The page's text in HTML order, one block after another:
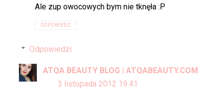
Ale zup owocowych bym nie tknęła :P
ODPOWIEDZ
Odpowiedzi
ATQA BEAUTY BLOG | ATQABEAUTY.COM
3 listopada 2012 19:41